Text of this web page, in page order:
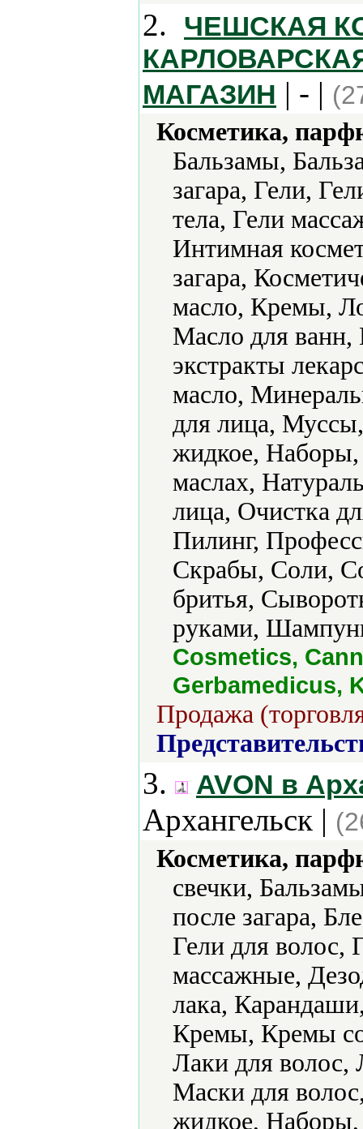
2.
ЧЕШСКАЯ
МАГАЗИН | - |
Косметика,
Бальзамы,
загара, Гели,
тела, Гели
Интимная
загара,
масло, Кремы,
Масло для
экстракты
масло,
для лица,
жидкое, Наборы,
маслах,
лица, Очистка
Пилинг,
Скрабы, Соли,
бритья,
руками,
Cosmetics,
Gerbamedicus,
Продажа
3. AVON в
Архангельск |
Косметика,
свечки,
после загара,
Гели для волос,
массажные,
лака,
Кремы, Кремы
Лаки для волос,
Маски для
жидкое,